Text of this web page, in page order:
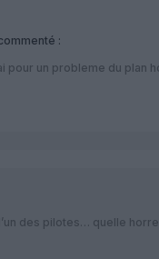
:
pour un probleme du plan
des pilotes… quelle